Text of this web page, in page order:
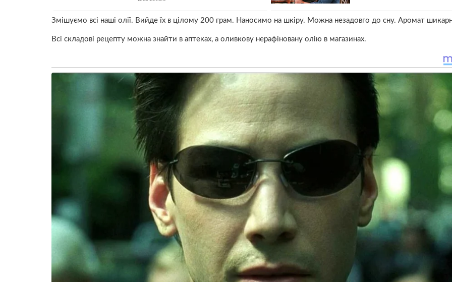
Змішуємо всі наші олії. Вийде їх в цілому 200 грам. Наносимо на шкіру. Можна незадовго до сну. Аромат
Всі складові рецепту можна знайти в аптеках, а оливкову нерафіновану олію в магазинах.